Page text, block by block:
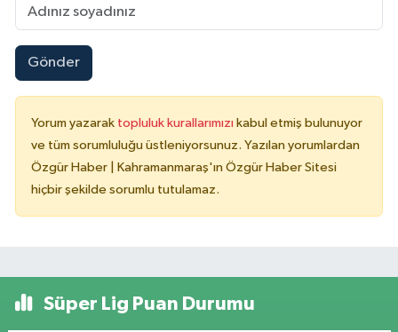
Gönder
Yorum yazarak topluluk kurallarımızı kabul etmiş bulunuyor
ve tüm sorumluluğu üstleniyorsunuz. Yazılan yorumlardan
Özgür Haber | Kahramanmaraş'ın Özgür Haber Sitesi
hiçbir şekilde sorumlu tutulamaz.
Süper Lig Puan Durumu